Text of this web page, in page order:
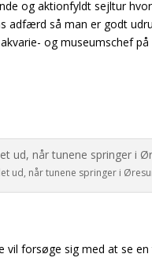
og aktionfyldt sejltur
adfærd så man er godt
og museumschef
ud, når tunene springer i
vil forsøge sig med at se